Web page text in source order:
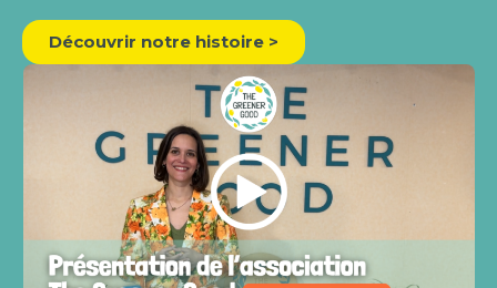
Découvrir notre histoire >